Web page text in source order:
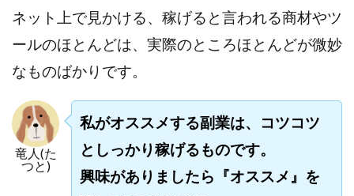
ネット上で見かける、稼げると言われる商材やツ
ールのほとんどは、実際のところほとんどが微妙
なものばかりです。
竜人(た
つと)
私がオススメする副業は、コツコツ
としっかり稼げるものです。
興味がありましたら『オススメ』を